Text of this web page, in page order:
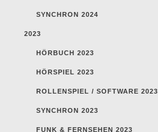
SYNCHRON 2024
2023
HÖRBUCH 2023
HÖRSPIEL 2023
ROLLENSPIEL / SOFTWARE 2023
SYNCHRON 2023
FUNK & FERNSEHEN 2023